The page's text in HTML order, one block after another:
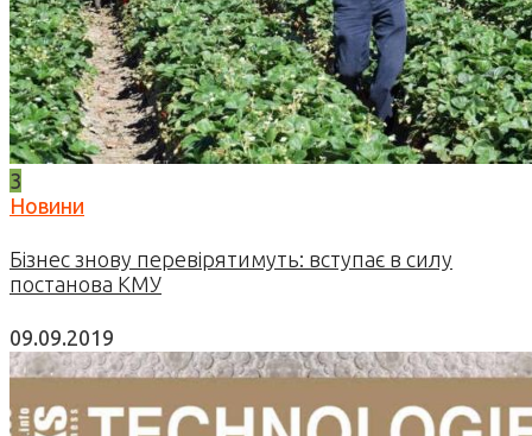
3
Новини
Бізнес знову перевірятимуть: вступає в силу
постанова КМУ
09.09.2019